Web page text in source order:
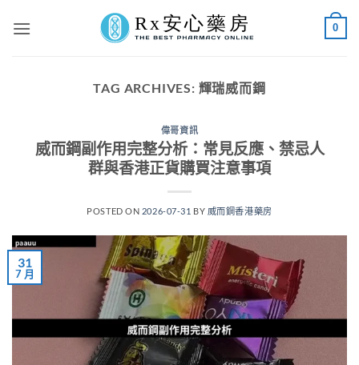
0
TAG ARCHIVES: 輝瑞威而鋼
偉哥資訊
威而鋼副作用完整分析：常見反應、禁忌人
群與香港正貨購買注意事項
POSTED ON 2026-07-31 BY 威而鋼香港藥房
31
7 月